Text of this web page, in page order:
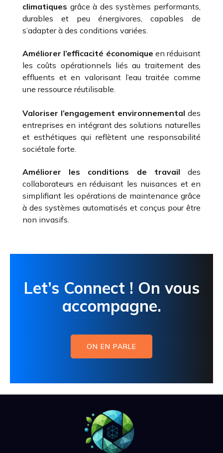
climatiques grâce à des systèmes performants,
durables et peu énergivores, capables de
s’adapter à des conditions variées.
Améliorer l’efficacité économique en réduisant
les coûts opérationnels liés au traitement des
effluents et en valorisant l’eau traitée comme
une ressource réutilisable.
Valoriser l’engagement environnemental des
entreprises en intégrant des solutions naturelles
et esthétiques qui reflètent une responsabilité
sociétale forte.
Améliorer les conditions de travail des
collaborateurs en réduisant les nuisances et en
simplifiant les opérations de maintenance grâce
à des systèmes automatisés et conçus pour être
non invasifs.
Let’s Connect ! On vous
accompagne.
ON EN PARLE